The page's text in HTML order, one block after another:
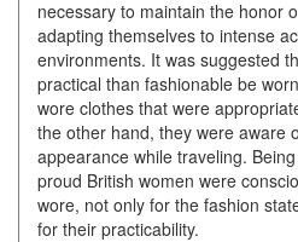
necessary to maintain the honor
adapting themselves to intense
environments. It was suggested
practical than fashionable be
wore clothes that were
the other hand, they were aware
appearance while traveling.
proud British women were
wore, not only for the fashion
for their practicability.